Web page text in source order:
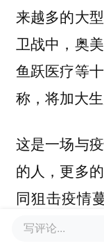
来越多的大
卫战中，奥
鱼跃医疗等
称，将加大
这是一场与
的人，更多
同狙击疫情
费，希望能
写评论...